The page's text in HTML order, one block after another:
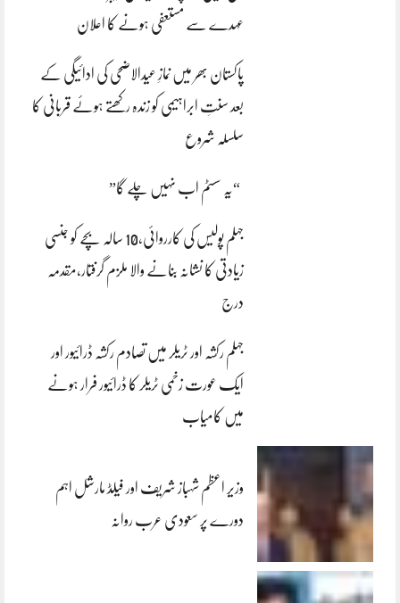
عہدے سے مستعفی ہونے کا اعلان
پاکستان بھر میں نمازِ عیدالاضحی کی ادائیگی کے
بعد سنتِ ابراہیمی کو زندہ رکھتے ہوئے قربانی کا
سلسلہ شروع
“یہ سسٹم اب نہیں چلے گا”
جہلم پولیس کی کارروائی،10 سالہ بچے کو جنسی
زیادتی کا نشانہ بنانے والا ملزم گرفتار،مقدمہ
درج
جہلم رکشہ اور ٹریلر میں تصادم رکشہ ڈرائیور اور
ایک عورت زخمی ٹریلر کا ڈرائیور فرار ہونے
میں کامیاب
وزیر اعظم شہباز شریف اور فیلڈ مارشل اہم
دورے پر سعودی عرب روانہ